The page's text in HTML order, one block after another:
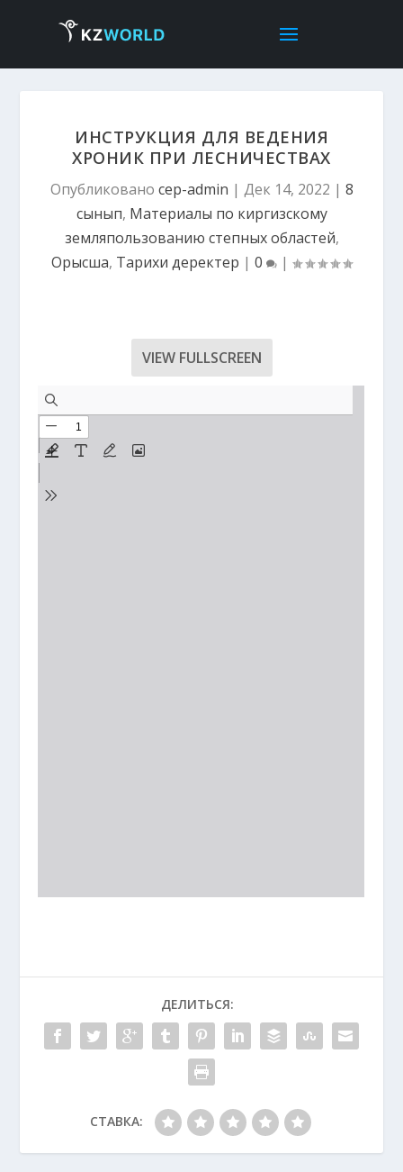
ИНСТРУКЦИЯ ДЛЯ ВЕДЕНИЯ
ХРОНИК ПРИ ЛЕСНИЧЕСТВАХ
Опубликовано cep-admin | Дек 14, 2022 | 8
сынып, Материалы по киргизскому
земляпользованию степных областей,
Орысша, Тарихи деректер | 0 |
VIEW FULLSCREEN
ДЕЛИТЬСЯ:
СТАВКА: